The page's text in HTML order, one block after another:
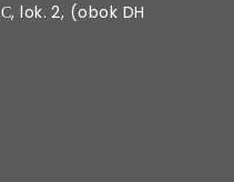
lok. 2, (obok DH